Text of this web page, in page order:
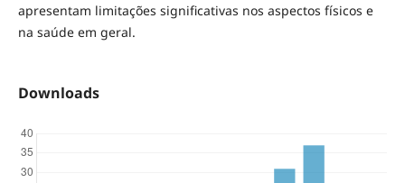
apresentam limitações significativas nos aspectos físicos e
na saúde em geral.
Downloads